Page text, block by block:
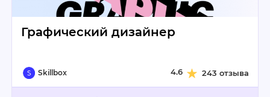
Графический дизайнер
Skillbox 4.6 243 отзыва